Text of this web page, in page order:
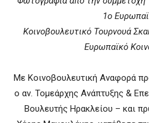
1ο
Κοινοβουλευτικό Τουρνουά
Ευρωπαϊκό
Με Κοινοβουλευτική Αναφορά
ο αν. Τομεάρχης Ανάπτυξης &
Βουλευτής Ηρακλείου – και